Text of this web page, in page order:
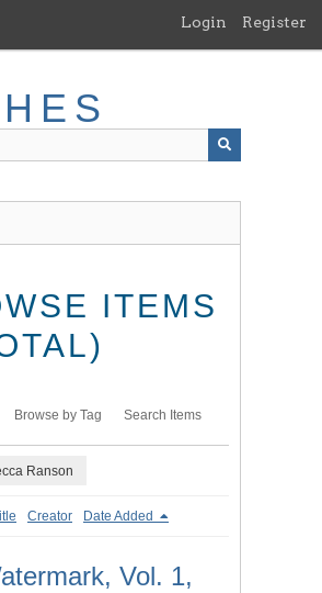
Login Register
ITEMS
Browse by Tag Search Items
Ranson
Creator Date Added
Vol. 1,